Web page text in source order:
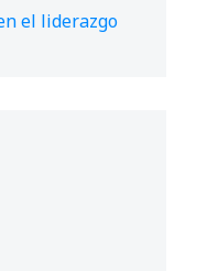
el liderazgo